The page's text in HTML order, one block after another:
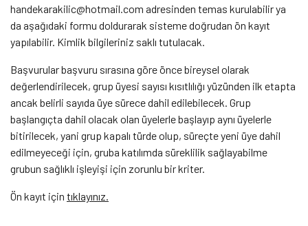
handekarakilic@hotmail.com adresinden temas kurulabilir ya
da aşağıdaki formu doldurarak sisteme doğrudan ön kayıt
yapılabilir. Kimlik bilgileriniz saklı tutulacak.
Başvurular başvuru sırasına göre önce bireysel olarak
değerlendirilecek, grup üyesi sayısı kısıtlılığı yüzünden ilk etapta
ancak belirli sayıda üye sürece dahil edilebilecek. Grup
başlangıçta dahil olacak olan üyelerle başlayıp aynı üyelerle
bitirilecek, yani grup kapalı türde olup, süreçte yeni üye dahil
edilmeyeceği için, gruba katılımda süreklilik sağlayabilme
grubun sağlıklı işleyişi için zorunlu bir kriter.
Ön kayıt için tıklayınız.